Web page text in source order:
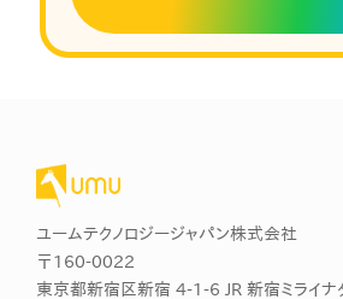
ユームテクノロジージャパン株式会社
〒160-0022
東京都新宿区新宿 4-1-6 JR 新宿ミライナ